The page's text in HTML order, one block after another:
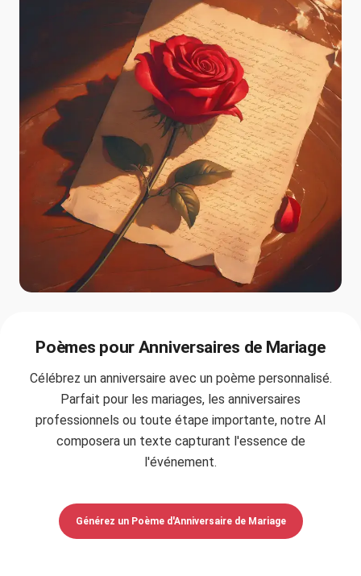
Poèmes pour Anniversaires de Mariage
Célébrez un anniversaire avec un poème personnalisé.
Parfait pour les mariages, les anniversaires
professionnels ou toute étape importante, notre AI
composera un texte capturant l'essence de
l'événement.
Générez un Poème d'Anniversaire de Mariage